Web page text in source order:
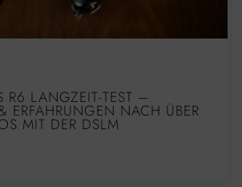
LANGZEIT-TEST –
ERFAHRUNGEN NACH ÜBER
MIT DER DSLM